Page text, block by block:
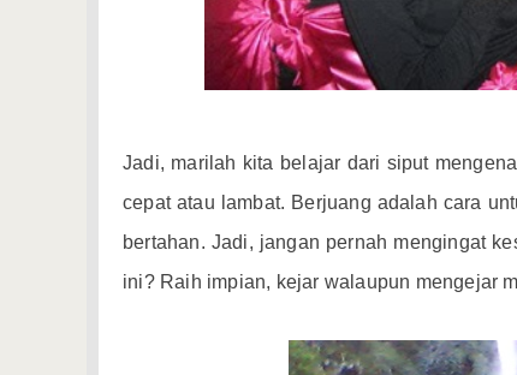
Jadi, marilah kita belajar dari siput
cepat atau lambat. Berjuang adalah cara
bertahan. Jadi, jangan pernah mengingat
ini? Raih impian, kejar walaupun mengejar